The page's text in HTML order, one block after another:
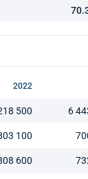
2022
500 6
100
600